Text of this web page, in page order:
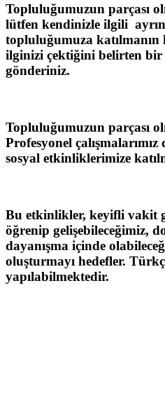
Topluluğumuzun parçası
lütfen kendinizle ilgili
topluluğumuza katılmanın
ilginizi çektiğini belirten bir
gönderiniz.
Topluluğumuzun parçası
Profesyonel çalışmalarımız
sosyal etkinliklerimize
Bu etkinlikler, keyifli vakit
öğrenip gelişebileceğimiz,
dayanışma içinde
oluşturmayı hedefler.
yapılabilmektedir.